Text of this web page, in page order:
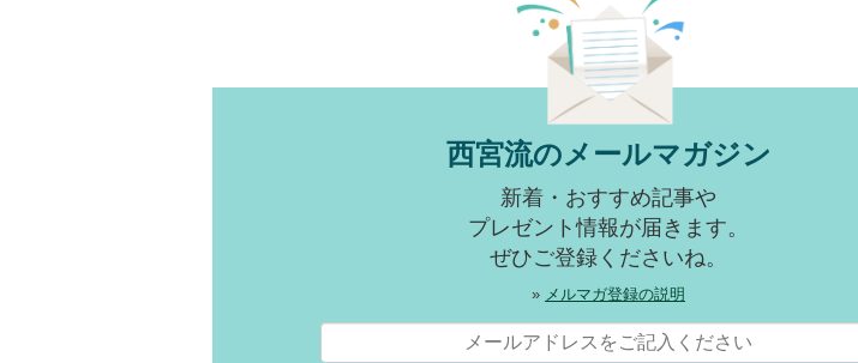
西宮流のメールマガジン
新着・おすすめ記事や
プレゼント情報が届きます。
ぜひご登録くださいね。
» メルマガ登録の説明